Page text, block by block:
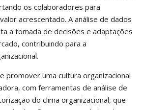
os colaboradores para
acrescentado. A análise de dados
a tomada de decisões e adaptações
contribuindo para a
promover uma cultura organizacional
com ferramentas de análise de
do clima organizacional, que